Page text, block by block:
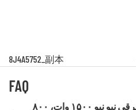
8J4A5752_副本
FAQ
حداکثر سرعت اسکوتر برقی نیو نیو ۱۵۰۰ وات، ۸۰۰